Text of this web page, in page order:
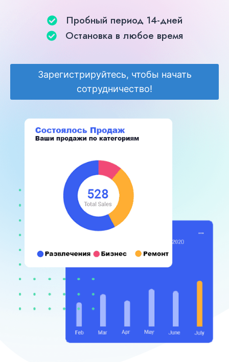
Пробный период 14-дней
Остановка в любое время​
Зарегистрируйтесь, чтобы начать
сотрудничество!